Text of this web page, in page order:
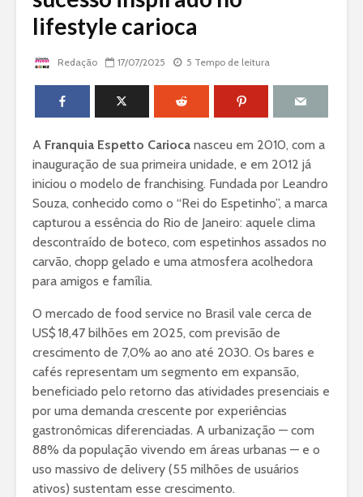
lifestyle carioca
Redação 17/07/2025 5 Tempo de leitura
A Franquia Espetto Carioca nasceu em 2010, com a
inauguração de sua primeira unidade, e em 2012 já
iniciou o modelo de franchising. Fundada por Leandro
Souza, conhecido como o “Rei do Espetinho”, a marca
capturou a essência do Rio de Janeiro: aquele clima
descontraído de boteco, com espetinhos assados no
carvão, chopp gelado e uma atmosfera acolhedora
para amigos e família.
O mercado de food service no Brasil vale cerca de
US$ 18,47 bilhões em 2025, com previsão de
crescimento de 7,0% ao ano até 2030. Os bares e
cafés representam um segmento em expansão,
beneficiado pelo retorno das atividades presenciais e
por uma demanda crescente por experiências
gastronômicas diferenciadas. A urbanização — com
88% da população vivendo em áreas urbanas — e o
uso massivo de delivery (55 milhões de usuários
ativos) sustentam esse crescimento.